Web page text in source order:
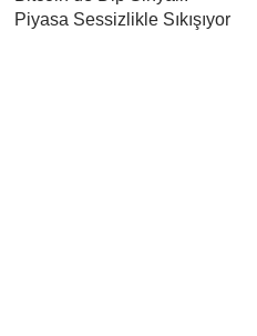
Piyasa Sessizlikle Sıkışıyor